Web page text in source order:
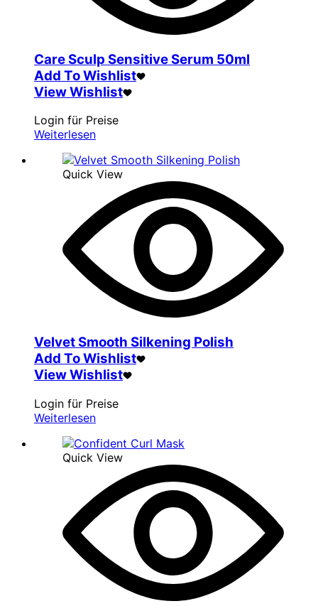
Care Sculp Sensitive Serum 50ml
Add To Wishlist
View Wishlist
Login für Preise
Weiterlesen
Quick View
Velvet Smooth Silkening Polish
Add To Wishlist
View Wishlist
Login für Preise
Weiterlesen
Quick View